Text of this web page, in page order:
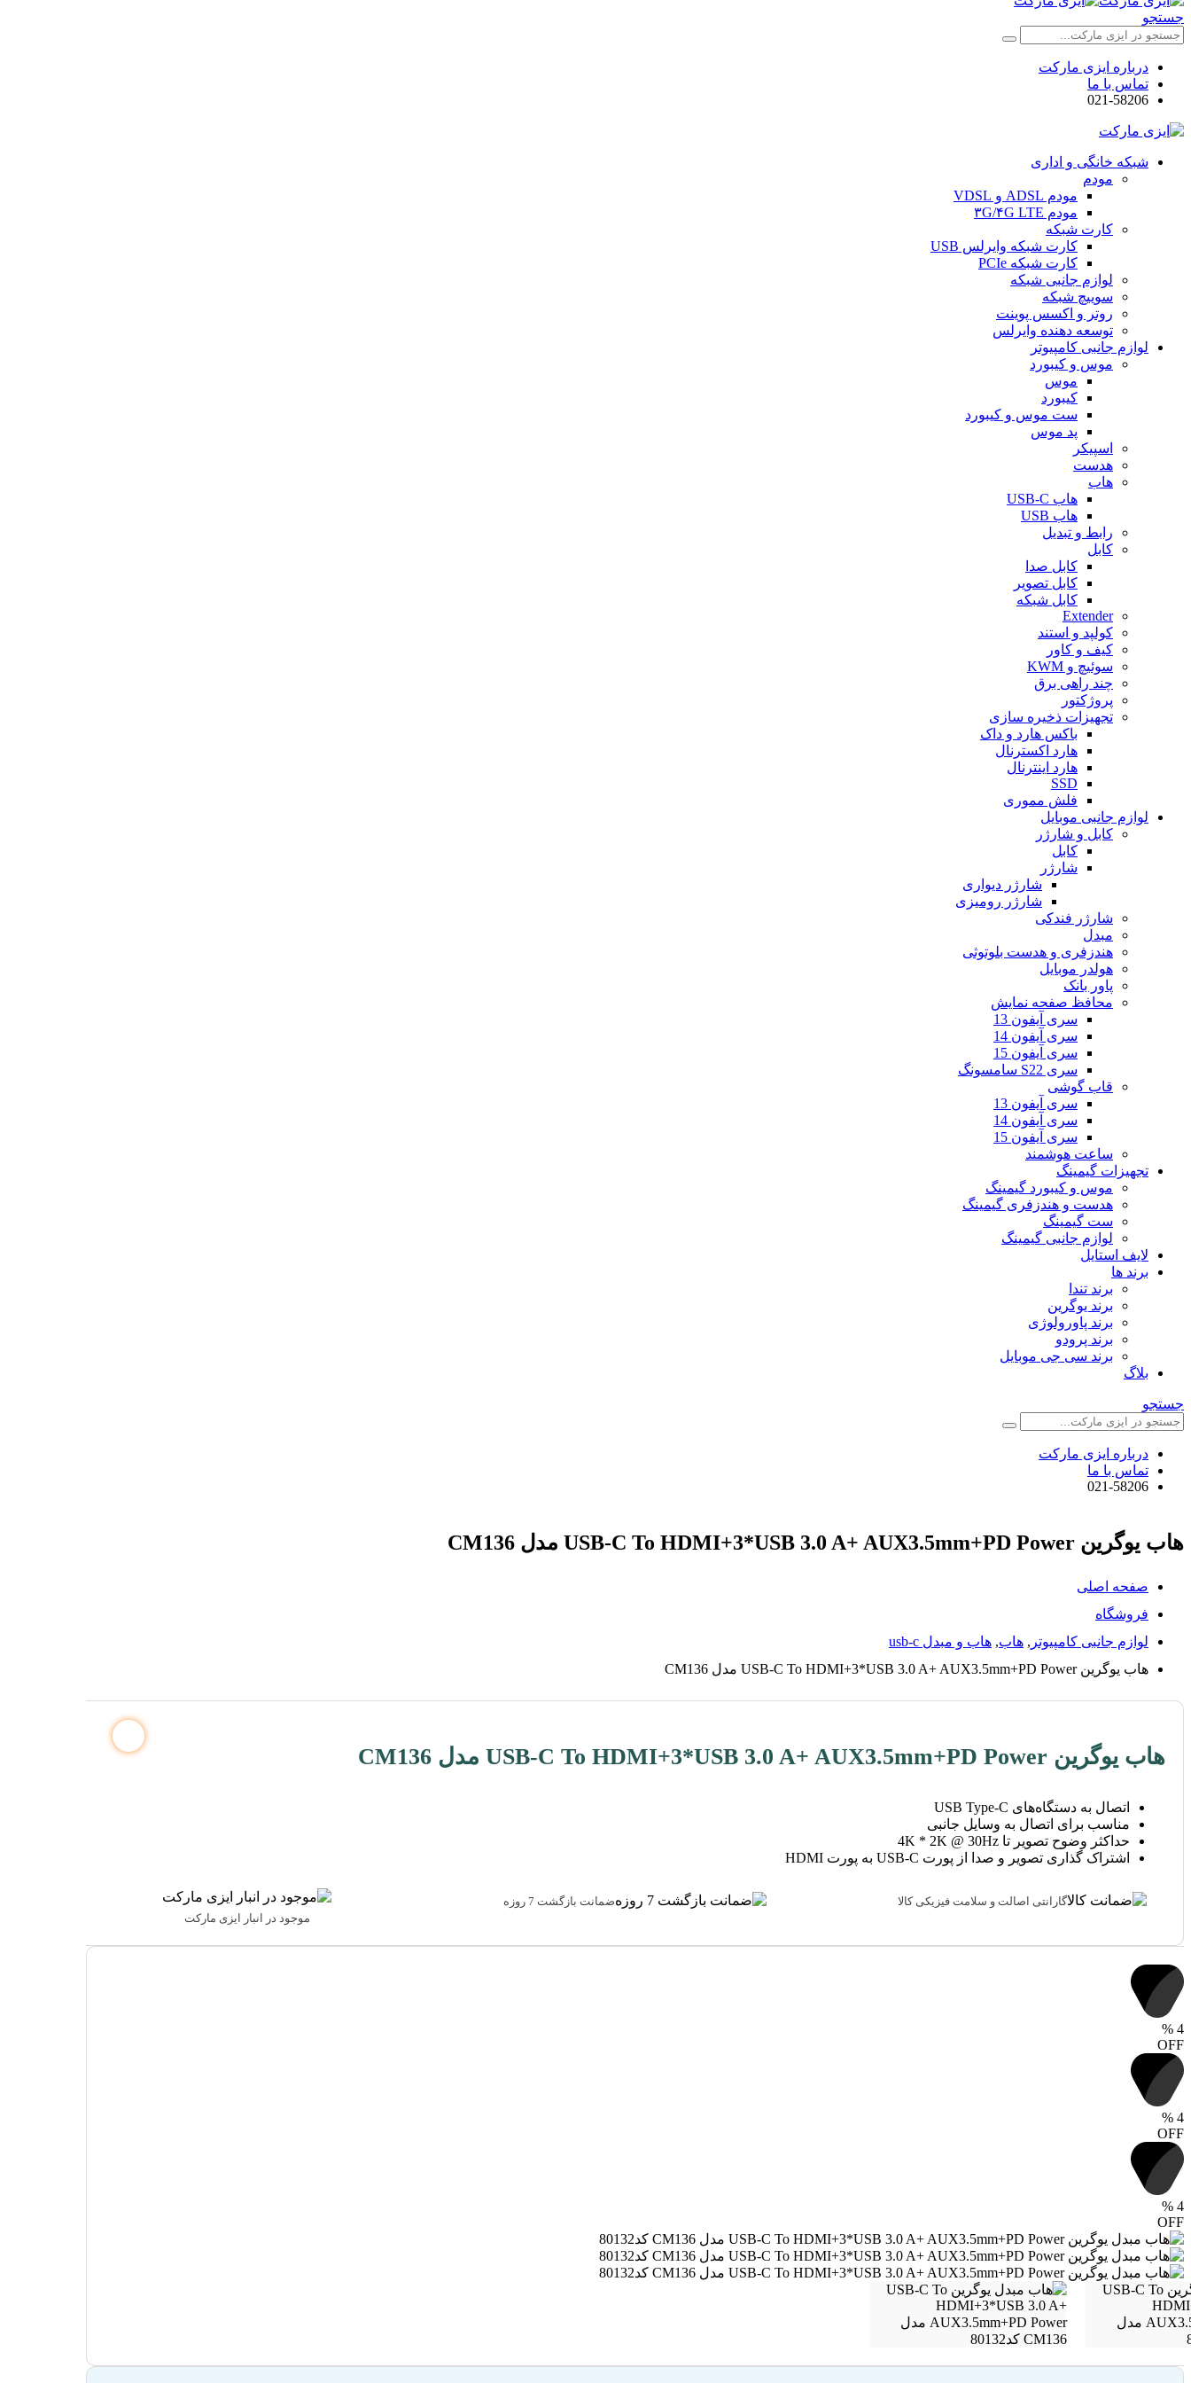
جستجو
درباره ایزی مارکت
تماس با ما
021-58206
شبکه خانگی و اداری
مودم
مودم ADSL و VDSL
مودم ۳G/۴G LTE
کارت شبکه
کارت شبکه وایرلس USB
کارت شبکه PCIe
لوازم جانبی شبکه
سوییچ شبکه
روتر و اکسس پوینت
توسعه دهنده وایرلس
لوازم جانبی کامپیوتر
موس و کیبورد
موس
کیبورد
ست موس و کیبورد
پد موس
اسپیکر
هدست
هاب
هاب USB-C
هاب USB
رابط و تبدیل
کابل
کابل صدا
کابل تصویر
کابل شبکه
Extender
کولپد و استند
کیف و کاور
سوئیچ و KWM
چند راهی برق
پروژکتور
تجهیزات ذخیره سازی
باکس هارد و داک
هارد اکسترنال
هارد اینترنال
SSD
فلش مموری
لوازم جانبی موبایل
کابل و شارژر
کابل
شارژر
شارژر دیواری
شارژر رومیزی
شارژر فندکی
مبدل
هندزفری و هدست بلوتوثی
هولدر موبایل
پاور بانک
محافظ صفحه نمایش
سری آیفون 13
سری آیفون 14
سری آیفون 15
سری S22 سامسونگ
قاب گوشی
سری آیفون 13
سری آیفون 14
سری آیفون 15
ساعت هوشمند
تجهیزات گیمینگ
موس و کیبورد گیمینگ
هدست و هندزفری گیمینگ
ست گیمینگ
لوازم جانبی گیمینگ
لایف استایل
برند ها
برند تندا
برند یوگرین
برند پاورولوژی
برند پرودو
برند سی جی موبایل
بلاگ
جستجو
درباره ایزی مارکت
تماس با ما
021-58206
هاب یوگرین USB-C To HDMI+3*USB 3.0 A+ AUX3.5mm+PD Power مدل CM136
صفحه اصلی
فروشگاه
لوازم جانبی کامپیوتر , هاب, هاب و مبدل usb-c
هاب یوگرین USB-C To HDMI+3*USB 3.0 A+ AUX3.5mm+PD Power مدل CM136
هاب یوگرین USB-C To HDMI+3*USB 3.0 A+ AUX3.5mm+PD Power مدل CM136
اتصال به دستگاه‌های USB Type-C
مناسب برای اتصال به وسایل جانبی
حداکثر وضوح تصویر تا 4K * 2K @ 30Hz
اشتراک گذاری تصویر و صدا از پورت USB-C به پورت HDMI
گارانتی اصالت و سلامت فیزیکی کالا
ضمانت بازگشت 7 روزه
موجود در انبار ایزی مارکت
4
%
OFF
4
%
OFF
4
%
OFF